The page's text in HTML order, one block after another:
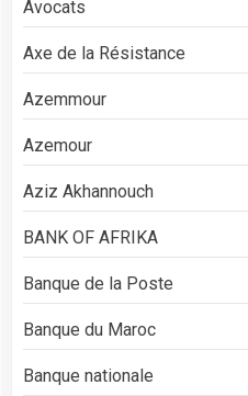
Avocats
Axe de la Résistance
Azemmour
Azemour
Aziz Akhannouch
BANK OF AFRIKA
Banque de la Poste
Banque du Maroc
Banque nationale